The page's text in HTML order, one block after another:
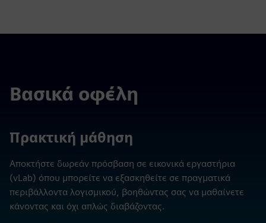
Βασικά οφέλη
Πρακτική μάθηση
Αποκτήστε δωρεάν πρόσβαση σε εικονικά εργαστήρια
(vLab) όπου μπορείτε να εξασκηθείτε σε πραγματικά
περιβάλλοντα λογισμικού, βοηθώντας σας να μαθαίνετε
κάνοντας και όχι απλώς διαβάζοντας.